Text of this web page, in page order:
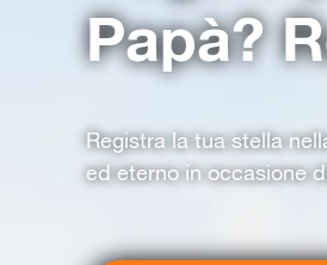
Papà?
Registra la tua stella
ed eterno in occasione